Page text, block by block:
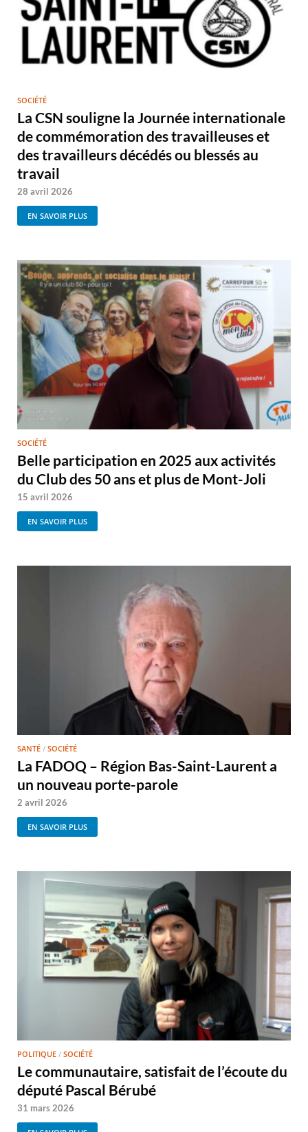
SOCIÉTÉ
La CSN souligne la Journée internationale
de commémoration des travailleuses et
des travailleurs décédés ou blessés au
travail
28 avril 2026
EN SAVOIR PLUS
SOCIÉTÉ
Belle participation en 2025 aux activités
du Club des 50 ans et plus de Mont-Joli
15 avril 2026
EN SAVOIR PLUS
SANTÉ / SOCIÉTÉ
La FADOQ – Région Bas-Saint-Laurent a
un nouveau porte-parole
2 avril 2026
EN SAVOIR PLUS
POLITIQUE / SOCIÉTÉ
Le communautaire, satisfait de l’écoute du
député Pascal Bérubé
31 mars 2026